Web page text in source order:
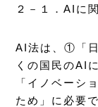
２－１．AIに
AI法は、①「
くの国民のAI
「イノベーシ
ため」に必要